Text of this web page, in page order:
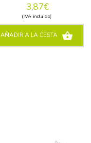
3,87€
(IVA incluido)
AÑADIR A LA CESTA